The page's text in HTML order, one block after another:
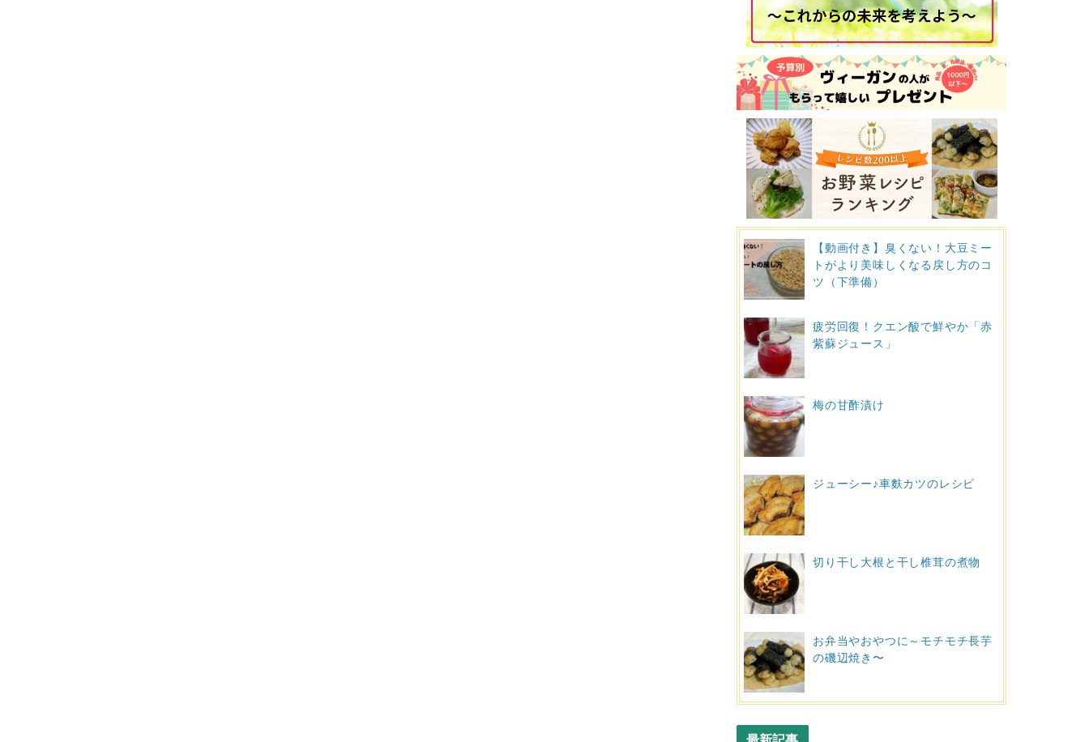
【動画付き】臭くない！大豆ミー
トがより美味しくなる戻し方のコ
ツ（下準備）
疲労回復！クエン酸で鮮やか「赤
紫蘇ジュース」
梅の甘酢漬け
ジューシー♪車麩カツのレシピ
切り干し大根と干し椎茸の煮物
お弁当やおやつに～モチモチ長芋
の磯辺焼き〜